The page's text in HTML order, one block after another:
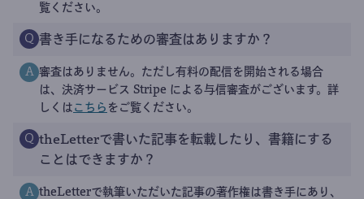
覧ください。
Q 書き手になるための審査はありますか？
A 審査はありません。ただし有料の配信を開始される場合
は、決済サービス Stripe による与信審査がございます。詳
しくは こちら をご覧ください。
Q theLetterで書いた記事を転載したり、書籍にする
ことはできますか？
A theLetterで執筆いただいた記事の著作権は書き手にあり、